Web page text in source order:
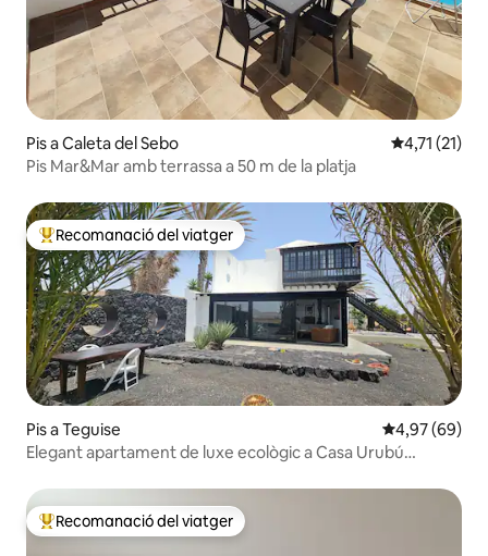
Pis a Caleta del Sebo 4,71 de
4,71 (21)
Pis Mar&Mar amb terrassa a 50 m de la platja
Principals recomanacions dels viatgers
Recomanació del viatger
Pis a Teguise 4,97 de
4,97 (69)
Elegant apartament de luxe ecològic a Casa Urubú
Principals recomanacions dels viatgers
Recomanació del viatger